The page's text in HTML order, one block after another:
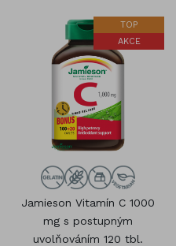
TOP
AKCE
Jamieson Vitamín C 1000
mg s postupným
uvolňováním 120 tbl.